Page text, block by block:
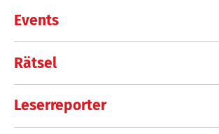
Events
Rätsel
Leserreporter